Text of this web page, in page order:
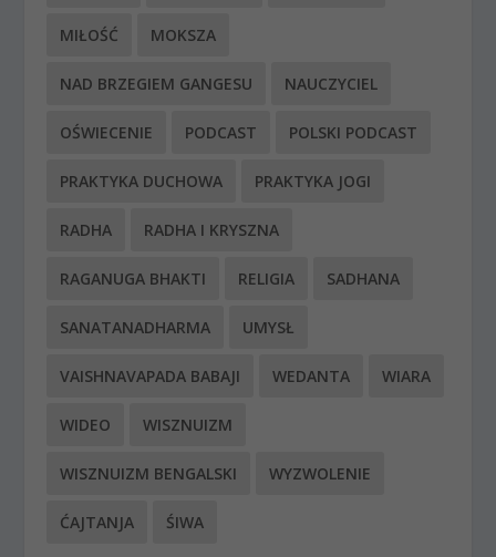
MIŁOŚĆ MOKSZA
NAD BRZEGIEM GANGESU NAUCZYCIEL
OŚWIECENIE PODCAST POLSKI PODCAST
PRAKTYKA DUCHOWA PRAKTYKA JOGI
RADHA RADHA I KRYSZNA
RAGANUGA BHAKTI RELIGIA SADHANA
SANATANADHARMA UMYSŁ
VAISHNAVAPADA BABAJI WEDANTA WIARA
WIDEO WISZNUIZM
WISZNUIZM BENGALSKI WYZWOLENIE
ĆAJTANJA ŚIWA